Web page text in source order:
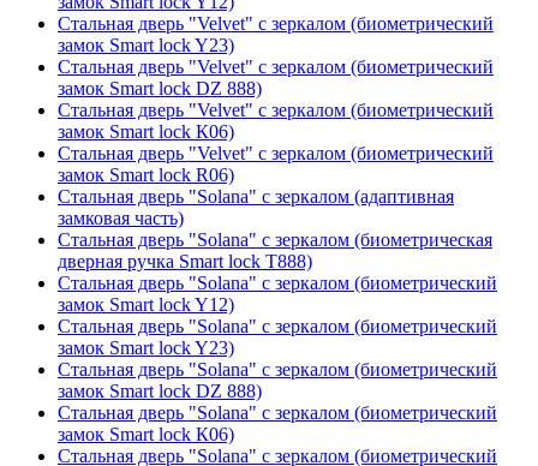
Стальная дверь "Velvet" с зеркалом (биометрический
замок Smart lock Y23)
Стальная дверь "Velvet" с зеркалом (биометрический
замок Smart lock DZ 888)
Стальная дверь "Velvet" с зеркалом (биометрический
замок Smart lock К06)
Стальная дверь "Velvet" с зеркалом (биометрический
замок Smart lock R06)
Стальная дверь "Solana" с зеркалом (адаптивная
замковая часть)
Стальная дверь "Solana" с зеркалом (биометрическая
дверная ручка Smart lock T888)
Стальная дверь "Solana" с зеркалом (биометрический
замок Smart lock Y12)
Стальная дверь "Solana" с зеркалом (биометрический
замок Smart lock Y23)
Стальная дверь "Solana" с зеркалом (биометрический
замок Smart lock DZ 888)
Стальная дверь "Solana" с зеркалом (биометрический
замок Smart lock К06)
Стальная дверь "Solana" с зеркалом (биометрический